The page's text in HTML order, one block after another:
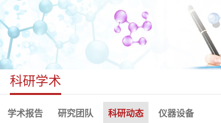
科研学术
学术报告 研究团队 科研动态 仪器设备